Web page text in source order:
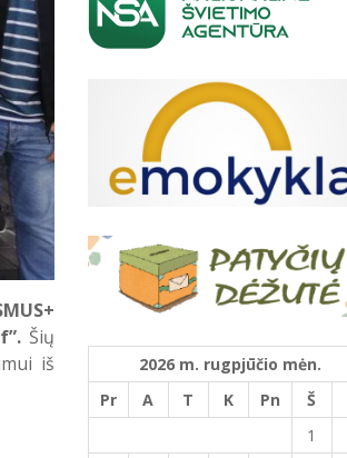
Šių
iš
2026 m. rugpjūčio mėn.
Pr
A T K Pn Š
1